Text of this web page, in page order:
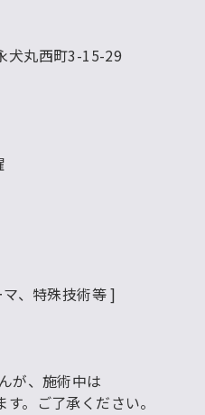
犬丸西町3-15-29
、特殊技術等 ]
が、施術中は
。ご了承ください。